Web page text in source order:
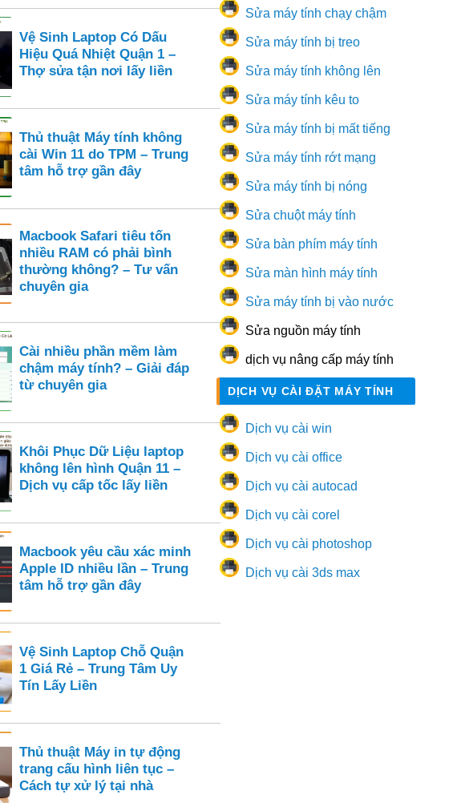
Vệ Sinh Laptop Có Dấu
Hiệu Quá Nhiệt Quận 1 –
Thợ sửa tận nơi lấy liền
Thủ thuật Máy tính không
cài Win 11 do TPM – Trung
tâm hỗ trợ gần đây
Macbook Safari tiêu tốn
nhiều RAM có phải bình
thường không? – Tư vấn
chuyên gia
Cài nhiều phần mềm làm
chậm máy tính? – Giải đáp
từ chuyên gia
Khôi Phục Dữ Liệu laptop
không lên hình Quận 11 –
Dịch vụ cấp tốc lấy liền
Macbook yêu cầu xác minh
Apple ID nhiều lần – Trung
tâm hỗ trợ gần đây
Vệ Sinh Laptop Chỗ Quận
1 Giá Rẻ – Trung Tâm Uy
Tín Lấy Liền
Thủ thuật Máy in tự động
trang cấu hình liên tục –
Cách tự xử lý tại nhà
Sửa máy tính chạy chậm
Sửa máy tính bị treo
Sửa máy tính không lên
Sửa máy tính kêu to
Sửa máy tính bị mất tiếng
Sửa máy tính rớt mạng
Sửa máy tính bị nóng
Sửa chuột máy tính
Sửa bàn phím máy tính
Sửa màn hình máy tính
Sửa máy tính bị vào nước
Sửa nguồn máy tính
dịch vụ nâng cấp máy tính
DỊCH VỤ CÀI ĐẶT MÁY TÍNH
Dịch vụ cài win
Dịch vụ cài office
Dịch vụ cài autocad
Dịch vụ cài corel
Dịch vụ cài photoshop
Dịch vụ cài 3ds max